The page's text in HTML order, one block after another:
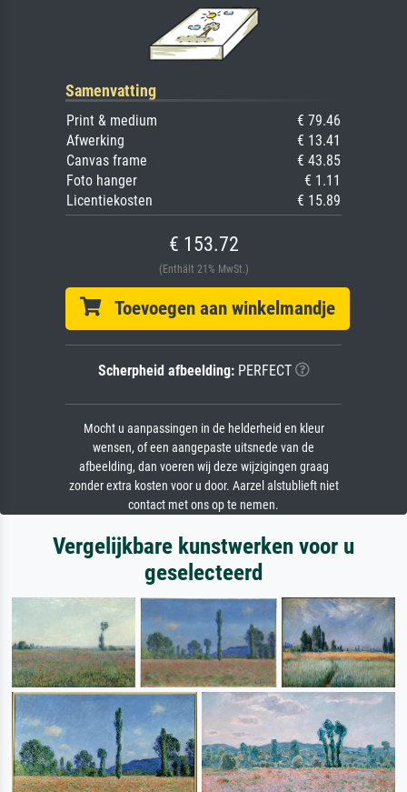
Samenvatting
Print & medium
€ 79.46
Afwerking
€ 13.41
Canvas frame
€ 43.85
Foto hanger
€ 1.11
Licentiekosten
€ 15.89
€ 153.72
(Enthält 21% MwSt.)
Toevoegen aan winkelmandje
Scherpheid afbeelding:PERFECT
Mocht u aanpassingen in de helderheid en kleur
wensen, of een aangepaste uitsnede van de
afbeelding, dan voeren wij deze wijzigingen graag
zonder extra kosten voor u door. Aarzel alstublieft niet
contact met ons op te nemen.
Vergelijkbare kunstwerken voor u
geselecteerd